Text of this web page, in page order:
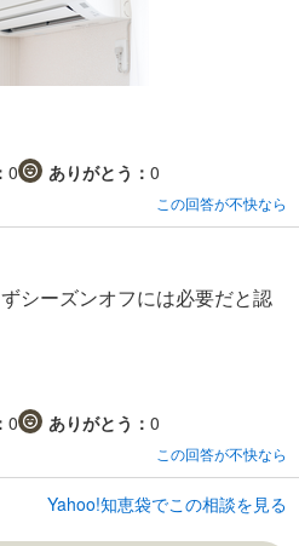
0 ありがとう： 0
この回答が不快なら
シーズンオフには必要だと認
0 ありがとう： 0
この回答が不快なら
Yahoo!知恵袋でこの相談を見る